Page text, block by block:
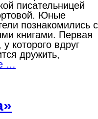
писательницей
Юные
познакомились с
книгами. Первая
которого вдруг
дружить,
…